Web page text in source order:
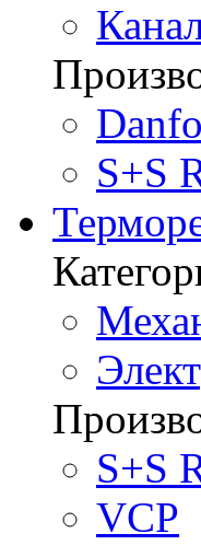
S+S
S+S
VCP